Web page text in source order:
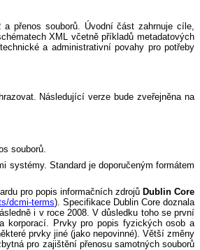
přenos souborů. Úvodní část zahrnuje cíle,
XML včetně příkladů metadatových
a administrativní povahy pro potřeby
Následující verze bude zveřejněna na
souborů.
systémy. Standard je doporučeným formátem
pro popis informačních zdrojů Dublin Core
dcmi-terms). Specifikace Dublin Core doznala
i v roce 2008. V důsledku toho se první
korporací. Prvky pro popis fyzických osob a
prvky jiné (jako nepovinné). Větší změny
pro zajištění přenosu samotných souborů